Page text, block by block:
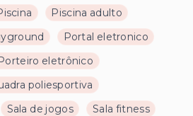
Piscina adulto
Portal eletronico
eletrônico
poliesportiva
Sala de jogos
Sala fitness